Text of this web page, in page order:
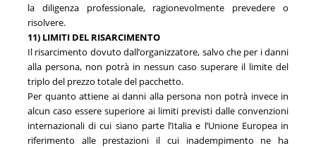
la diligenza professionale, ragionevolmente prevedere o
risolvere.
11) LIMITI DEL RISARCIMENTO
Il risarcimento dovuto dall’organizzatore, salvo che per i danni
alla persona, non potrà in nessun caso superare il limite del
triplo del prezzo totale del pacchetto.
Per quanto attiene ai danni alla persona non potrà invece in
alcun caso essere superiore ai limiti previsti dalle convenzioni
internazionali di cui siano parte l’Italia e l’Unione Europea in
riferimento alle prestazioni il cui inadempimento ne ha